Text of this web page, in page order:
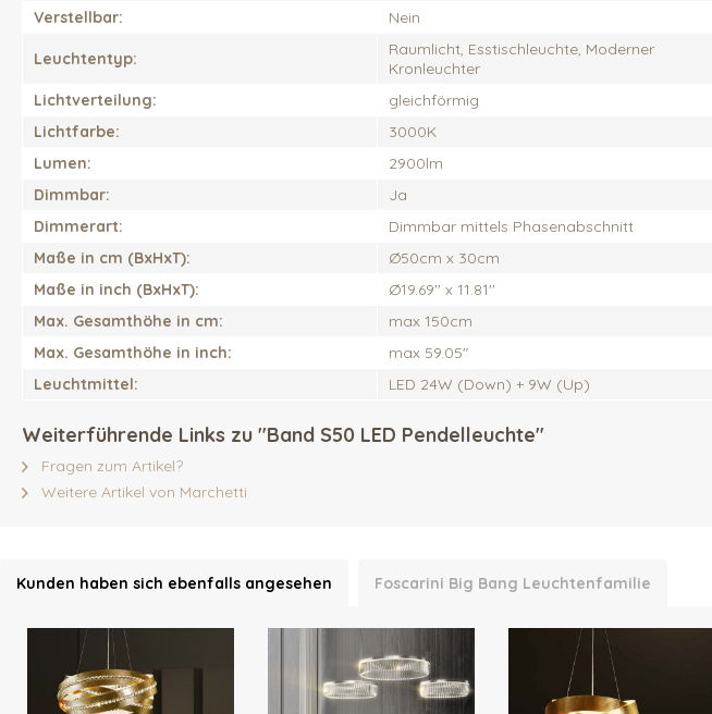
Verstellbar:
Nein
Leuchtentyp:
Raumlicht, Esstischleuchte, Moderner
Kronleuchter
Lichtverteilung:
gleichförmig
Lichtfarbe:
3000K
Lumen:
2900lm
Dimmbar:
Ja
Dimmerart:
Dimmbar mittels Phasenabschnitt
Maße in cm (BxHxT):
Ø50cm x 30cm
Maße in inch (BxHxT):
Ø19.69'' x 11.81''
Max. Gesamthöhe in cm:
max 150cm
Max. Gesamthöhe in inch:
max 59.05"
Leuchtmittel:
LED 24W (Down) + 9W (Up)
Weiterführende Links zu "Band S50 LED Pendelleuchte"
Fragen zum Artikel?
Weitere Artikel von Marchetti
Kunden haben sich ebenfalls angesehen Foscarini Big Bang Leuchtenfamilie